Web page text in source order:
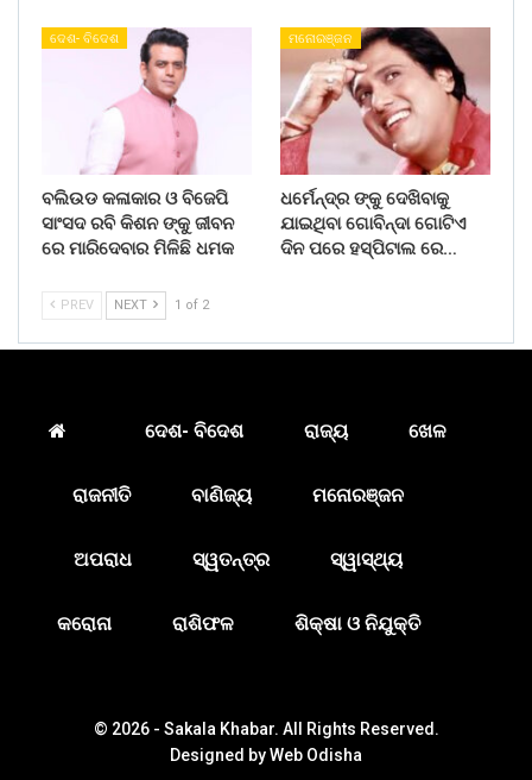
ଦେଶ- ବିଦେଶ
ବଲିଉଡ କଳାକାର ଓ ବିଜେପି
ସାଂସଦ ରବି କିଶନ ଙ୍କୁ ଜୀବନ
ରେ ମାରିଦେବାର ମିଳିଛି ଧମକ
ମନୋରଞ୍ଜନ
ଧର୍ମେନ୍ଦ୍ର ଙ୍କୁ ଦେଖିବାକୁ
ଯାଇଥିବା ଗୋବିନ୍ଦା ଗୋଟିଏ
ଦିନ ପରେ ହସ୍ପିଟାଲ ରେ…
PREV NEXT 1 of 2
ଦେଶ- ବିଦେଶ ରାଜ୍ୟ ଖେଳ
ରାଜନୀତି ବାଣିଜ୍ୟ ମନୋରଞ୍ଜନ
ଅପରାଧ ସ୍ୱତନ୍ତ୍ର ସ୍ୱାସ୍ଥ୍ୟ
କରୋନା ରାଶିଫଳ ଶିକ୍ଷା ଓ ନିଯୁକ୍ତି
© 2026 - Sakala Khabar. All Rights Reserved.
Designed byWeb Odisha